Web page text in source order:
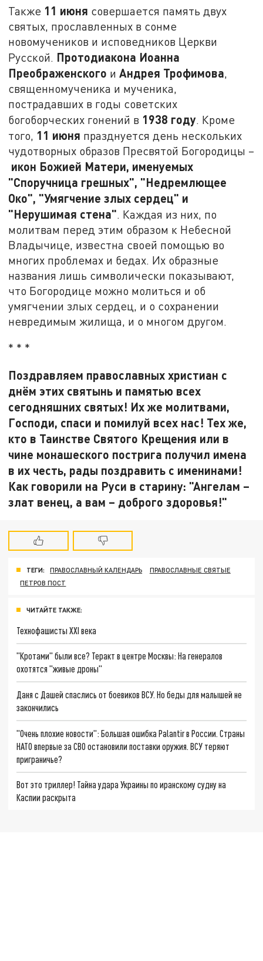
Также 11 июня совершается память двух
святых, прославленных в сонме
новомучеников и исповедников Церкви
Русской. Протодиакона Иоанна
Преображенского иАндрея Трофимова,
священномученика и мученика,
пострадавших в годы советских
богоборческих гонений в 1938 году. Кроме
того, 11 июня празднуется день нескольких
чудотворных образов Пресвятой Богородицы –
икон Божией Матери, именуемых
"Споручница грешных", "Недремлющее
Око", "Умягчение злых сердец" и
"Нерушимая стена". Каждая из них, по
молитвам перед этим образом к Небесной
Владычице, известна своей помощью во
многих проблемах и бедах. Их образные
названия лишь символически показывают,
что Богородице можно молиться и об
умягчении злых сердец, и о сохранении
невредимым жилища, и о многом другом.
* * *
Поздравляем православных христиан с
днём этих святынь и памятью всех
сегодняшних святых! Их же молитвами,
Господи, спаси и помилуй всех нас! Тех же,
кто в Таинстве Святого Крещения или в
чине монашеского пострига получил имена
в их честь, рады поздравить с именинами!
Как говорили на Руси в старину: "Ангелам –
злат венец, а вам – доброго здоровья!"
ТЕГИ: ПРАВОСЛАВНЫЙ КАЛЕНДАРЬ
ПРАВОСЛАВНЫЕ СВЯТЫЕ
ПЕТРОВ ПОСТ
ЧИТАЙТЕ ТАКЖЕ:
Технофашисты XXI века
"Кротами" были все? Теракт в центре Москвы: На генералов
охотятся "живые дроны"
Даня с Дашей спаслись от боевиков ВСУ. Но беды для малышей не
закончились
"Очень плохие новости": Большая ошибка Palantir в России. Страны
НАТО впервые за СВО остановили поставки оружия. ВСУ теряют
приграничье?
Вот это триллер! Тайна удара Украины по иранскому судну на
Каспии раскрыта